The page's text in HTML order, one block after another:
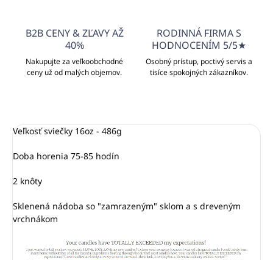
B2B CENY & ZĽAVY AŽ
40%
Nakupujte za veľkoobchodné
ceny už od malých objemov.
RODINNÁ FIRMA S
HODNOCENÍM 5/5★
Osobný prístup, poctivý servis a
tisíce spokojných zákazníkov.
Veľkosť sviečky 16oz - 486g
Doba horenia 75-85 hodín
2 knôty
Sklenená nádoba so "zamrazeným" sklom a s dreveným
vrchnákom